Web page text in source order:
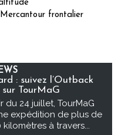
frontalier
: suivez l’Outback
TourMaG
du 24 juillet, TourMaG
expédition de plus de
kilomètres à travers...